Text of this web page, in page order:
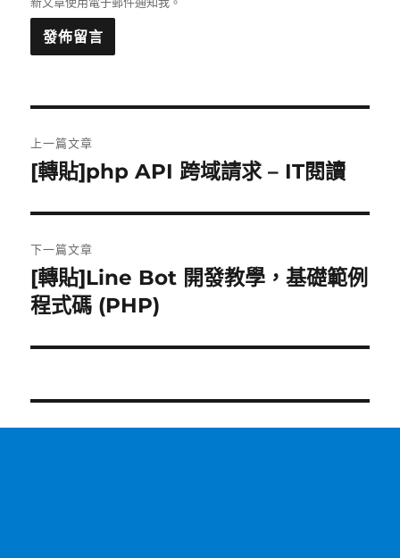
章
覽
上一篇文章
上
篇
文
章:
[轉貼]php API 跨域請求 – IT閱讀
下一篇文章
下
一
文
[轉貼]Line Bot 開發教學，基礎範例
程式碼 (PHP)